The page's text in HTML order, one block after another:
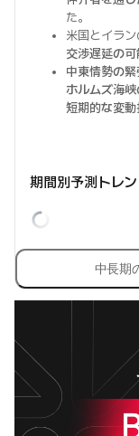
た。
米国とイラン
交渉遅延の可
中東情勢の緊
ホルムズ海
短期的な変
期間別予測トレ
中長期